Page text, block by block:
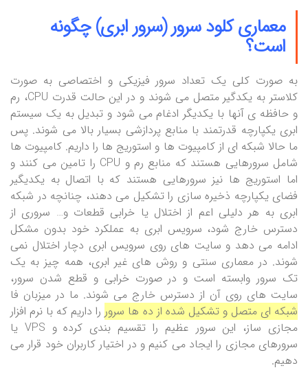
معماری کلود سرور (سرور ابری) چگونه
است؟
به صورت کلی یک تعداد سرور فیزیکی و اختصاصی به صورت
کلاستر به یکدگیر متصل می شوند و در این حالت قدرت CPU، رم
و حافظه ی آنها با یکدیگر ادغام می شود و تبدیل به یک سیستم
ابری یکپارچه قدرتمند با منابع پردازشی بسیار بالا می شوند. پس
ما حالا شبکه ای از کامپیوت ها و استوریج ها را داریم. کامپیوت ها
شامل سرورهایی هستند که منابع رم و CPU را تامین می کنند و
اما استوریج ها نیز سرورهایی هستند که با اتصال به یکدیگیر
فضای یکپارچه ذخیره سازی را تشکیل می دهند، چنانچه در شبکه
ابری به هر دلیلی اعم از اختلال یا خرابی قطعات و… سروری از
دسترس خارج شود، سرویس ابری به عملکرد خود بدون مشکل
ادامه می دهد و سایت های روی سرویس ابری دچار اختلال نمی
شوند. در معماری سنتی و روش های غیر ابری، همه چیز به یک
تک سرور وابسته است و در صورت خرابی و قطع شدن سرور،
سایت های روی آن از دسترس خارج می شوند. ما در میزبان فا
شبکه ای متصل و تشکیل شده از ده ها سرور را داریم که با نرم افزار
مجازی ساز، این سرور عظیم را تقسیم بندی کرده و VPS یا
سرورهای مجازی را ایجاد می کنیم و در اختیار کاربران خود قرار می
دهیم.